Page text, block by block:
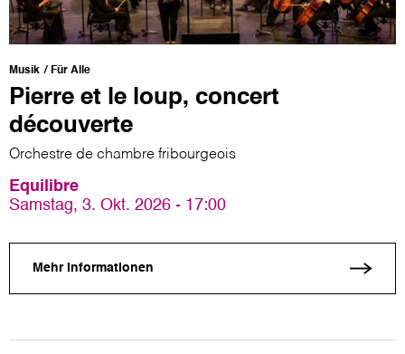
Musik Für Alle
Pierre et le loup, concert
découverte
Orchestre de chambre fribourgeois
Equilibre
Samstag, 3. Okt. 2026 - 17:00
Mehr Informationen